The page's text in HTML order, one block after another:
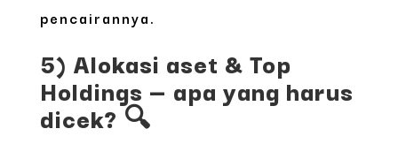
pencairannya.
5) Alokasi aset & Top
Holdings — apa yang harus
dicek? 🔍